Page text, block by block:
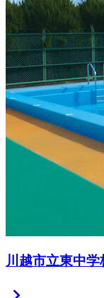
川越市立東中